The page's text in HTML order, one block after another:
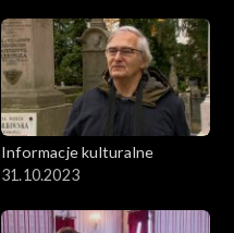
Informacje kulturalne
31.10.2023